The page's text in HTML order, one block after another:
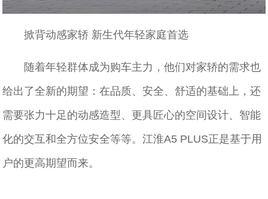
掀背动感家轿 新生代年轻家庭首选
随着年轻群体成为购车主力，他们对家轿的需求也
给出了全新的期望：在品质、安全、舒适的基础上，还
需要张力十足的动感造型、更具匠心的空间设计、智能
化的交互和全方位安全等等。江淮A5 PLUS正是基于用
户的更高期望而来。